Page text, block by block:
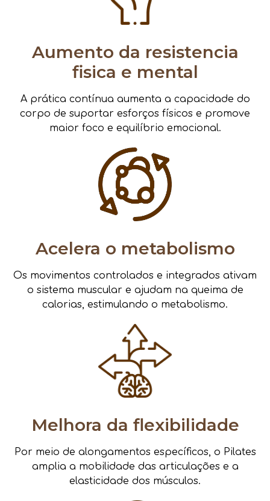
Aumento da resistencia
fisica e mental
A prática contínua aumenta a capacidade do
corpo de suportar esforços físicos e promove
maior foco e equilíbrio emocional.
Acelera o metabolismo
Os movimentos controlados e integrados ativam
o sistema muscular e ajudam na queima de
calorias, estimulando o metabolismo.
Melhora da flexibilidade
Por meio de alongamentos específicos, o Pilates
amplia a mobilidade das articulações e a
elasticidade dos músculos.